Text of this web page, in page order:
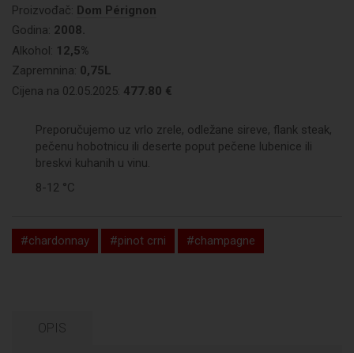
Proizvođač: Dom Pérignon
Godina: 2008.
Alkohol: 12,5%
Zapremnina: 0,75L
Cijena na 02.05.2025: 477.80 €
Preporučujemo uz vrlo zrele, odležane sireve, flank steak,
pečenu hobotnicu ili deserte poput pečene lubenice ili
breskvi kuhanih u vinu.
8-12 °C
#chardonnay #pinot crni #champagne
OPIS